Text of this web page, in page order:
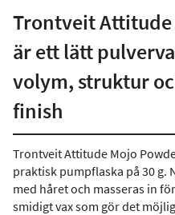
Trontveit Attitude
är ett lätt
volym, struktur
finish
Trontveit Attitude Mojo
praktisk pumpflaska på 30 g.
med håret och masseras in
smidigt vax som gör det